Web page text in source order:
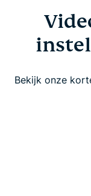
Bekijk onze